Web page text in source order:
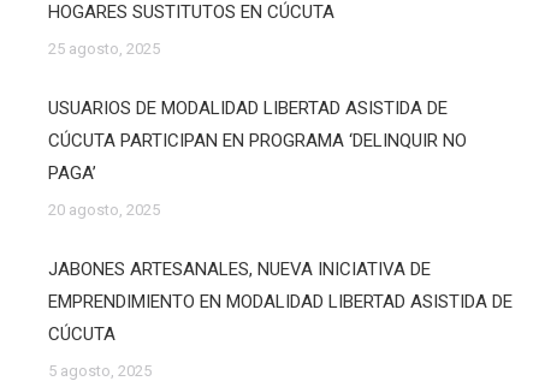
HOGARES SUSTITUTOS EN CÚCUTA
25 agosto, 2025
USUARIOS DE MODALIDAD LIBERTAD ASISTIDA DE
CÚCUTA PARTICIPAN EN PROGRAMA ‘DELINQUIR NO
PAGA’
20 agosto, 2025
JABONES ARTESANALES, NUEVA INICIATIVA DE
EMPRENDIMIENTO EN MODALIDAD LIBERTAD ASISTIDA DE
CÚCUTA
5 agosto, 2025